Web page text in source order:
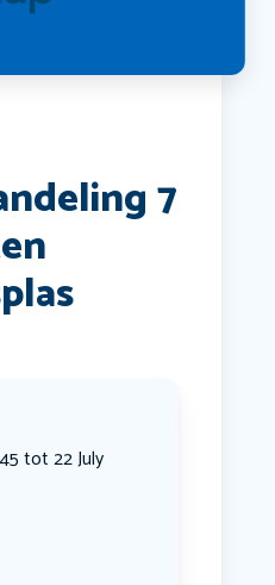
7
tot 22 July